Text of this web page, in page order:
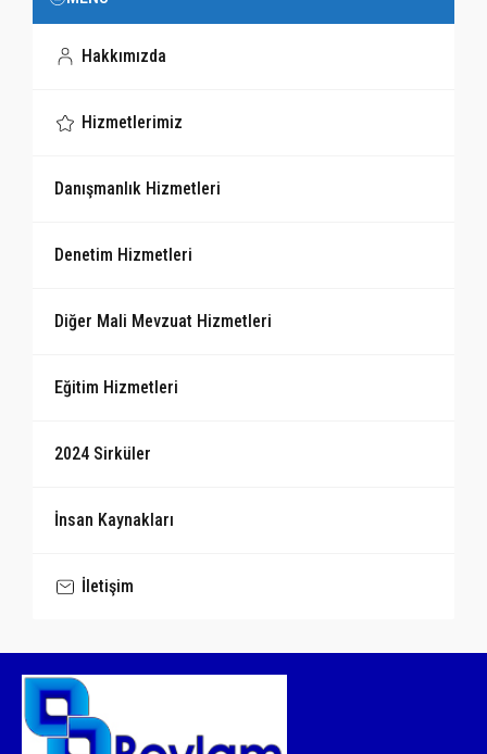
Hakkımızda
Hizmetlerimiz
Danışmanlık Hizmetleri
Denetim Hizmetleri
Diğer Mali Mevzuat Hizmetleri
Eğitim Hizmetleri
2024 Sirküler
İnsan Kaynakları
İletişim